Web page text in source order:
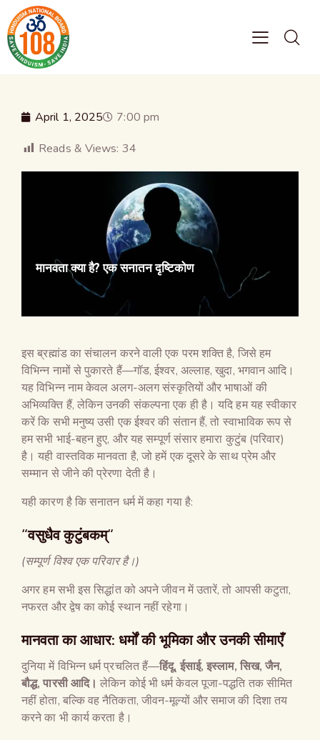
April 1, 2025
7:00 pm
Reads & Views: 34
मानवता क्या है? एक सनातन दृष्टिकोण
इस ब्रह्मांड का संचालन करने वाली एक परम शक्ति है, जिसे हम
विभिन्न नामों से पुकारते हैं—गॉड, ईश्वर, अल्लाह, खुदा, भगवान आदि।
यह विभिन्न नाम केवल अलग-अलग संस्कृतियों और भाषाओं की
अभिव्यक्ति हैं, लेकिन उनकी संकल्पना एक ही है। यदि हम यह स्वीकार
करें कि सभी मनुष्य उसी एक ईश्वर की संतान हैं, तो स्वाभाविक रूप से
हम सभी भाई-बहन हुए, और यह सम्पूर्ण संसार हमारा कुटुंब (परिवार)
है। यही वास्तविक मानवता है, जो हमें एक दूसरे के साथ प्रेम और
सम्मान से जीने की प्रेरणा देती है।
यही कारण है कि सनातन धर्म में कहा गया है:
“वसुधैव कुटुंबकम्“
(सम्पूर्ण विश्व एक परिवार है।)
अगर हम सभी इस सिद्धांत को अपने जीवन में उतारें, तो आपसी कटुता,
नफरत और द्वेष का कोई स्थान नहीं रहेगा।
मानवता का आधार: धर्मों की भूमिका और उनकी सीमाएँ
दुनिया में विभिन्न धर्म प्रचलित हैं—हिंदू, ईसाई,इस्लाम, सिख,जैन,
बौद्ध,पारसी आदि। लेकिन कोई भी धर्म केवल पूजा-पद्धति तक सीमित
नहीं होता, बल्कि वह नैतिकता, जीवन-मूल्यों और समाज की दिशा तय
करने का भी कार्य करता है।